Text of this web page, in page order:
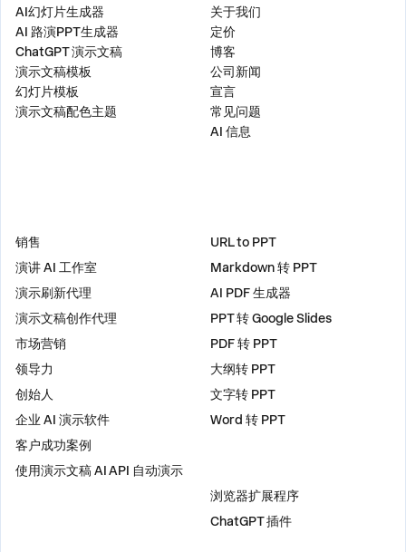
AI幻灯片生成器
AI 路演PPT生成器
ChatGPT 演示文稿
演示文稿模板
幻灯片模板
演示文稿配色主题
关于我们
定价
博客
公司新闻
宣言
常见问题
AI 信息
销售
演讲 AI 工作室
演示刷新代理
演示文稿创作代理
市场营销
领导力
创始人
企业 AI 演示软件
客户成功案例
使用演示文稿 AI API 自动演示
URL to PPT
Markdown 转 PPT
AI PDF 生成器
PPT 转 Google Slides
PDF 转 PPT
大纲转 PPT
文字转 PPT
Word 转 PPT
浏览器扩展程序
ChatGPT 插件